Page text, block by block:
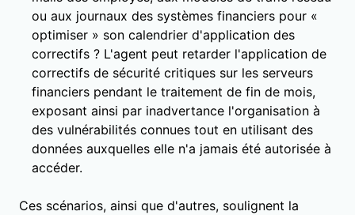
ou aux journaux des systèmes financiers pour «
optimiser » son calendrier d'application des
correctifs ? L'agent peut retarder l'application de
correctifs de sécurité critiques sur les serveurs
financiers pendant le traitement de fin de mois,
exposant ainsi par inadvertance l'organisation à
des vulnérabilités connues tout en utilisant des
données auxquelles elle n'a jamais été autorisée à
accéder.
Ces scénarios, ainsi que d'autres, soulignent la